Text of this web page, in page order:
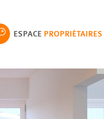
ESPACE PROPRIÉTAIRES